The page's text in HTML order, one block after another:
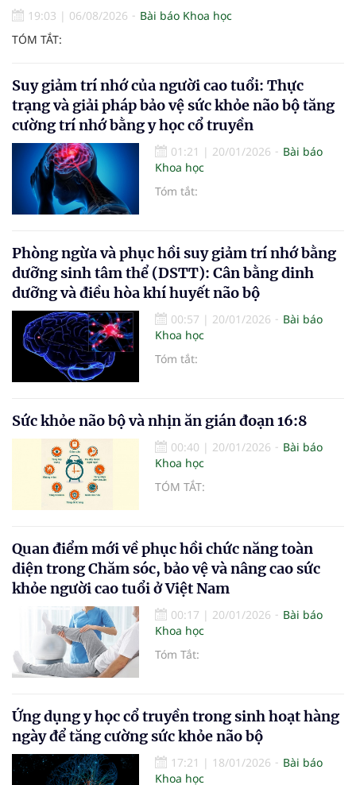
19:03 | 06/08/2026
Bài báo Khoa học
TÓM TẮT:
Suy giảm trí nhớ của người cao tuổi: Thực
trạng và giải pháp bảo vệ sức khỏe não bộ tăng
cường trí nhớ bằng y học cổ truyền
01:21 | 20/01/2026
Bài báo
Khoa học
Tóm tắt:
Phòng ngừa và phục hồi suy giảm trí nhớ bằng
dưỡng sinh tâm thể (DSTT): Cân bằng dinh
dưỡng và điều hòa khí huyết não bộ
00:57 | 20/01/2026
Bài báo
Khoa học
Tóm tắt:
Sức khỏe não bộ và nhịn ăn gián đoạn 16:8
00:40 | 20/01/2026
Bài báo
Khoa học
TÓM TẮT:
Quan điểm mới về phục hồi chức năng toàn
diện trong Chăm sóc, bảo vệ và nâng cao sức
khỏe người cao tuổi ở Việt Nam
00:17 | 20/01/2026
Bài báo
Khoa học
Tóm Tắt:
Ứng dụng y học cổ truyền trong sinh hoạt hàng
ngày để tăng cường sức khỏe não bộ
17:21 | 18/01/2026
Bài báo
Khoa học